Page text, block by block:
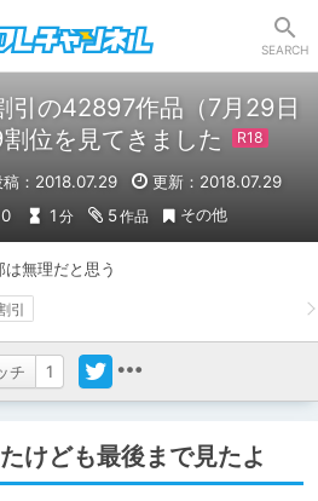
SEARCH
引の42897作品（7月29日
位を見てきました
稿：2018.07.29
更新：2018.07.29
0 1 分 5作品 その他
無理だと思う
チ 1
引
けども最後まで見たよ